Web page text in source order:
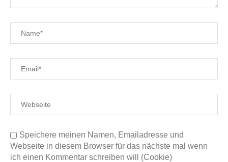
Speichere meinen Namen, Emailadresse und
Webseite in diesem Browser für das nächste mal wenn
ich einen Kommentar schreiben will (Cookie)